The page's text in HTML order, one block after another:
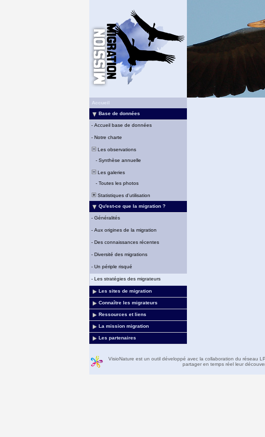
Accueil
Base de données
- Accueil base de données
- Notre charte
Les observations
- Synthèse annuelle
Les galeries
- Toutes les photos
Statistiques d'utilisation
Qu'est-ce que la migration ?
- Généralités
- Aux origines de la migration
- Des connaissances récentes
- Diversité des migrations
- Un périple risqué
- Les stratégies des migrateurs
Les sites de migration
Connaître les migrateurs
Ressources et liens
La mission migration
Les partenaires
VisioNature est un outil développé avec la collaboration du réseau
partager en temps réel leur